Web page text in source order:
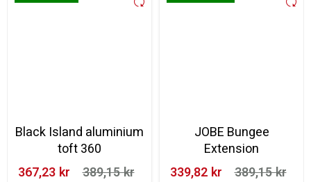
Black Island aluminium
toft 360
367,23 kr‎
389,15 kr‎
JOBE Bungee
Extension
339,82 kr‎
389,15 kr‎